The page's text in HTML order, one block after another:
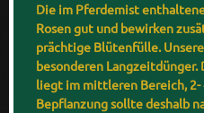
Die im Pferdemist
Rosen gut und bewirken
prächtige Blütenfülle.
besonderen Langzeitdünger.
liegt im mittleren Bereich, 2-
Bepflanzung sollte deshalb